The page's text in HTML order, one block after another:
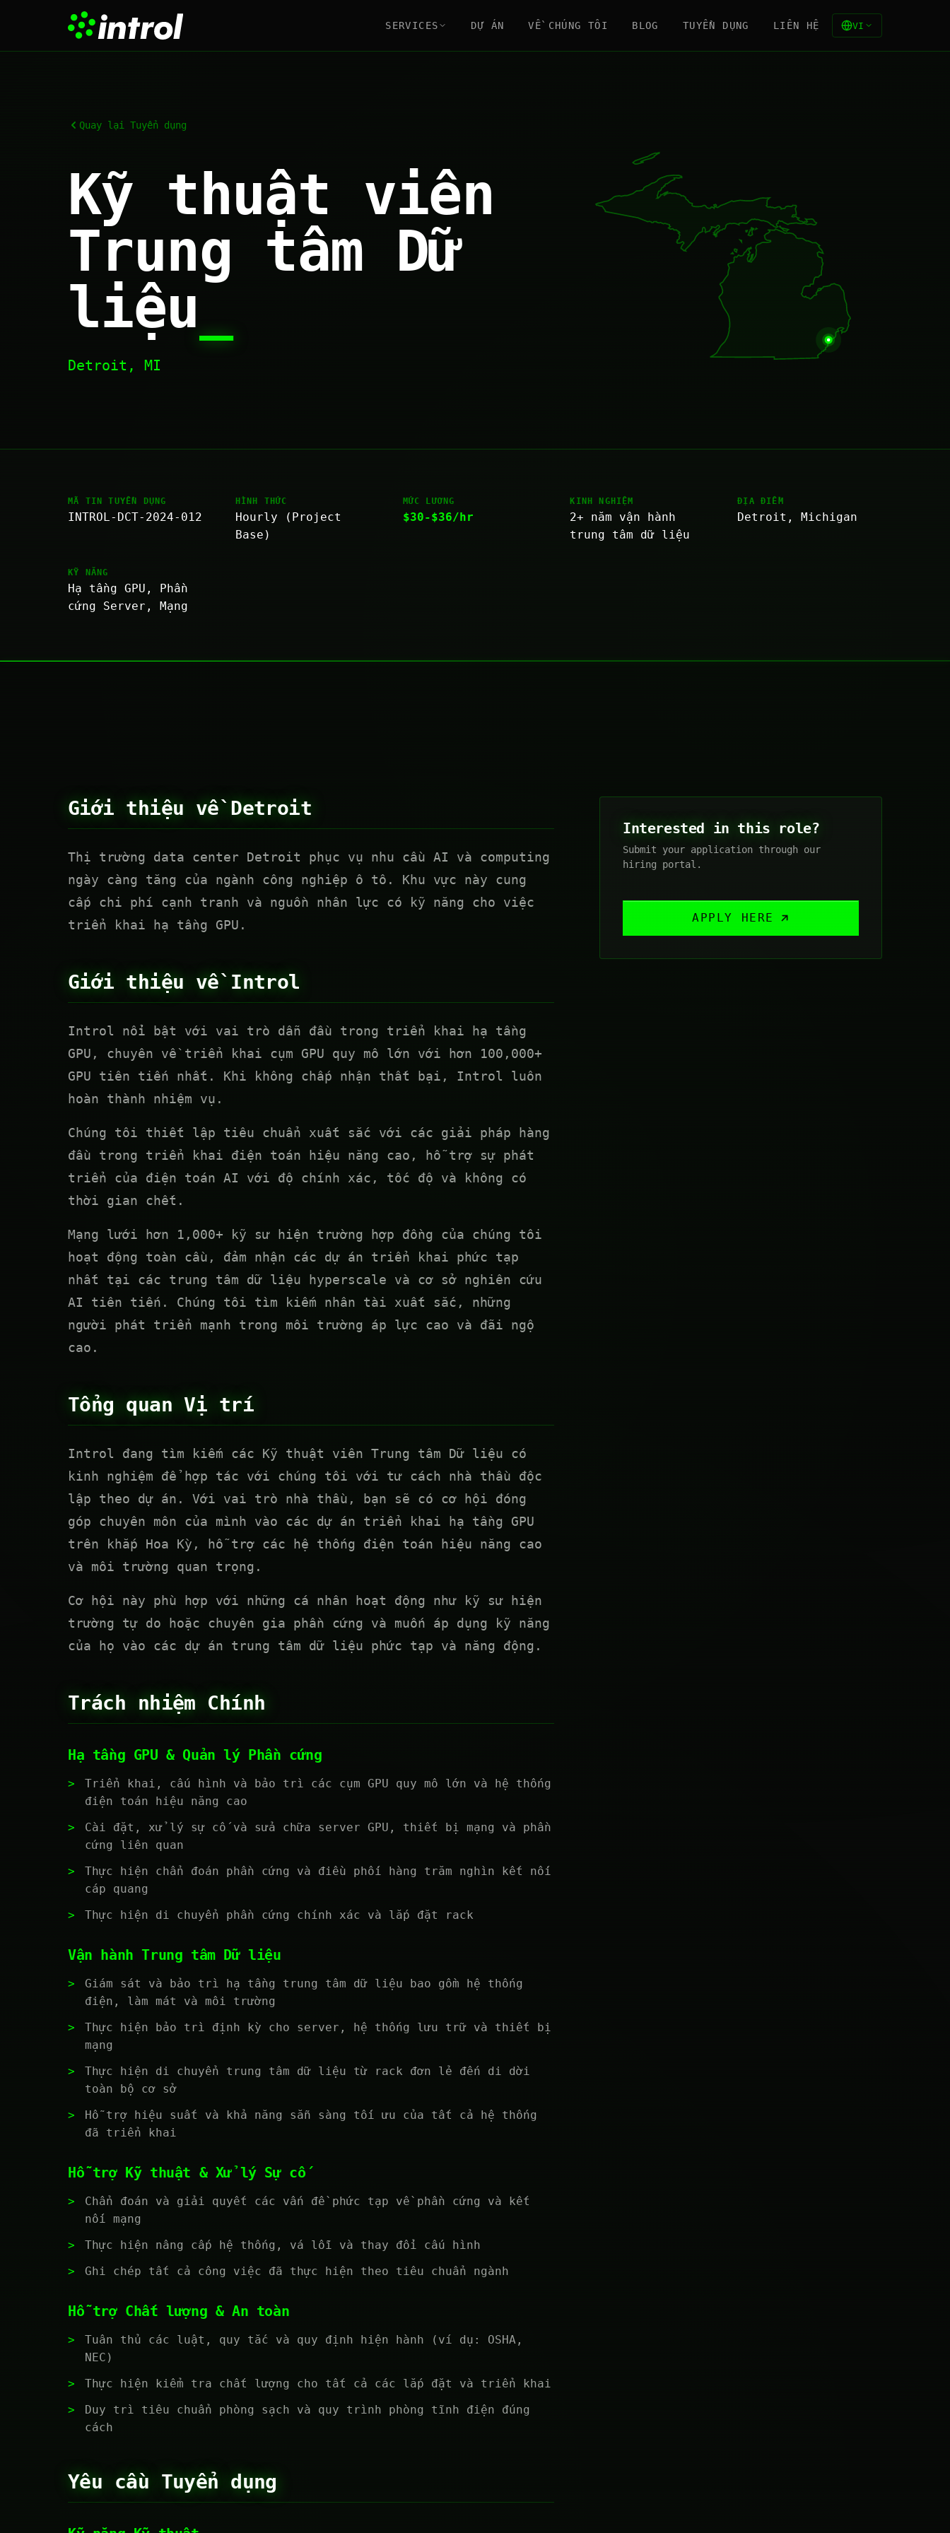
SERVICES DỰ ÁN VỀ CHÚNG TÔI BLOG TUYỂN DỤNG LIÊN HỆ VI
Quay lại Tuyển dụng
Kỹ thuật viên
Trung tâm Dữ
liệu
Detroit, MI
MÃ TIN TUYỂN DỤNG
INTROL-DCT-2024-012
HÌNH THỨC
Hourly (Project
Base)
MỨC LƯƠNG
$30-$36/hr
KINH NGHIỆM
2+ năm vận hành
trung tâm dữ liệu
ĐỊA ĐIỂM
Detroit, Michigan
KỸ NĂNG
Hạ tầng GPU, Phần
cứng Server, Mạng
Giới thiệu về Detroit
Thị trường data center Detroit phục vụ nhu cầu AI và computing
ngày càng tăng của ngành công nghiệp ô tô. Khu vực này cung
cấp chi phí cạnh tranh và nguồn nhân lực có kỹ năng cho việc
triển khai hạ tầng GPU.
Giới thiệu về Introl
Introl nổi bật với vai trò dẫn đầu trong triển khai hạ tầng
GPU, chuyên về triển khai cụm GPU quy mô lớn với hơn 100,000+
GPU tiên tiến nhất. Khi không chấp nhận thất bại, Introl luôn
hoàn thành nhiệm vụ.
Chúng tôi thiết lập tiêu chuẩn xuất sắc với các giải pháp hàng
đầu trong triển khai điện toán hiệu năng cao, hỗ trợ sự phát
triển của điện toán AI với độ chính xác, tốc độ và không có
thời gian chết.
Mạng lưới hơn 1,000+ kỹ sư hiện trường hợp đồng của chúng tôi
hoạt động toàn cầu, đảm nhận các dự án triển khai phức tạp
nhất tại các trung tâm dữ liệu hyperscale và cơ sở nghiên cứu
AI tiên tiến. Chúng tôi tìm kiếm nhân tài xuất sắc, những
người phát triển mạnh trong môi trường áp lực cao và đãi ngộ
cao.
Tổng quan Vị trí
Introl đang tìm kiếm các Kỹ thuật viên Trung tâm Dữ liệu có
kinh nghiệm để hợp tác với chúng tôi với tư cách nhà thầu độc
lập theo dự án. Với vai trò nhà thầu, bạn sẽ có cơ hội đóng
góp chuyên môn của mình vào các dự án triển khai hạ tầng GPU
trên khắp Hoa Kỳ, hỗ trợ các hệ thống điện toán hiệu năng cao
và môi trường quan trọng.
Cơ hội này phù hợp với những cá nhân hoạt động như kỹ sư hiện
trường tự do hoặc chuyên gia phần cứng và muốn áp dụng kỹ năng
của họ vào các dự án trung tâm dữ liệu phức tạp và năng động.
Trách nhiệm Chính
Hạ tầng GPU & Quản lý Phần cứng
Triển khai, cấu hình và bảo trì các cụm GPU quy mô lớn và hệ thống
điện toán hiệu năng cao
Cài đặt, xử lý sự cố và sửa chữa server GPU, thiết bị mạng và phần
cứng liên quan
Thực hiện chẩn đoán phần cứng và điều phối hàng trăm nghìn kết nối
cáp quang
Thực hiện di chuyển phần cứng chính xác và lắp đặt rack
Vận hành Trung tâm Dữ liệu
Giám sát và bảo trì hạ tầng trung tâm dữ liệu bao gồm hệ thống
điện, làm mát và môi trường
Thực hiện bảo trì định kỳ cho server, hệ thống lưu trữ và thiết bị
mạng
Thực hiện di chuyển trung tâm dữ liệu từ rack đơn lẻ đến di dời
toàn bộ cơ sở
Hỗ trợ hiệu suất và khả năng sẵn sàng tối ưu của tất cả hệ thống
đã triển khai
Hỗ trợ Kỹ thuật & Xử lý Sự cố
Chẩn đoán và giải quyết các vấn đề phức tạp về phần cứng và kết
nối mạng
Thực hiện nâng cấp hệ thống, vá lỗi và thay đổi cấu hình
Ghi chép tất cả công việc đã thực hiện theo tiêu chuẩn ngành
Hỗ trợ Chất lượng & An toàn
Tuân thủ các luật, quy tắc và quy định hiện hành (ví dụ: OSHA,
NEC)
Thực hiện kiểm tra chất lượng cho tất cả các lắp đặt và triển khai
Duy trì tiêu chuẩn phòng sạch và quy trình phòng tĩnh điện đúng
cách
Yêu cầu Tuyển dụng
Interested in this role?
Submit your application through our
hiring portal.
APPLY HERE